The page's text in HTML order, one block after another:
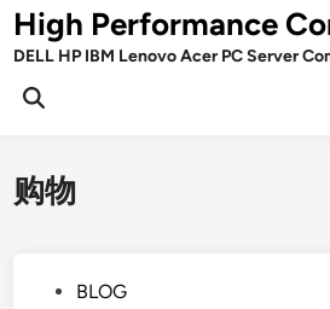
Skip
toHigh Performance
DELL HP IBM Lenovo Acer PC Server
Open
购物
BLOG